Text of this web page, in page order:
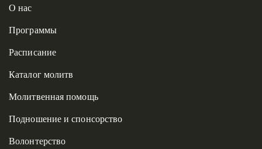
О нас
Программы
Расписание
Каталог молитв
Молитвенная помощь
Подношение и спонсорство
Волонтерство